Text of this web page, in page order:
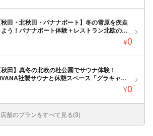
秋田・北秋田・バナナボート】冬の雪原を疾走
よう！バナナボート体験＋レストラン北欧の選
¥0
秋田】真冬の北欧の杜公園でサウナ体験！
社製サウナと休憩スペース「グラキャ
¥0
店舗のプランをすべて見る(3)